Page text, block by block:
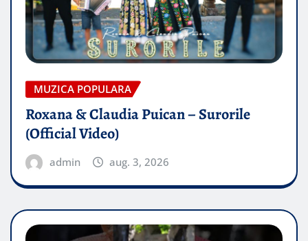
MUZICA POPULARA
Roxana & Claudia Puican – Surorile
(Official Video)
admin aug. 3, 2026